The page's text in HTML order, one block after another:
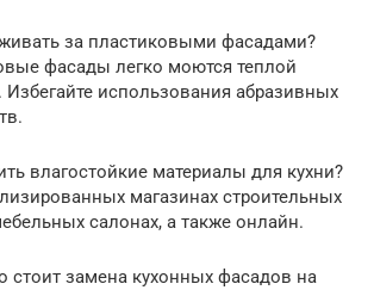
за пластиковыми фасадами?
фасады легко моются теплой
использования абразивных
влагостойкие материалы для кухни?
магазинах строительных
салонах, а также онлайн.
стоит замена кухонных фасадов на